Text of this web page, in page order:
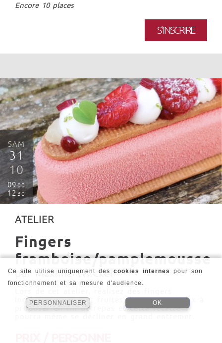
Encore 10 places
S'INSCRIRE
SAM
31
10
09 00
1230
ATELIER
Fingers
framboise/pamplemousse
par Maxime Wirckel
individuels. Frais et fruités, ils seront idéaux à
proposer en fin de repas et cette recette
Ce site utilise uniquement des cookies internes
pour son
fonctionnement et sa mesure d'audience.
PERSONNALISER OK